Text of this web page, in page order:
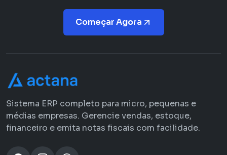
Começar Agora
Sistema ERP completo para micro, pequenas e
médias empresas. Gerencie vendas, estoque,
financeiro e emita notas fiscais com facilidade.